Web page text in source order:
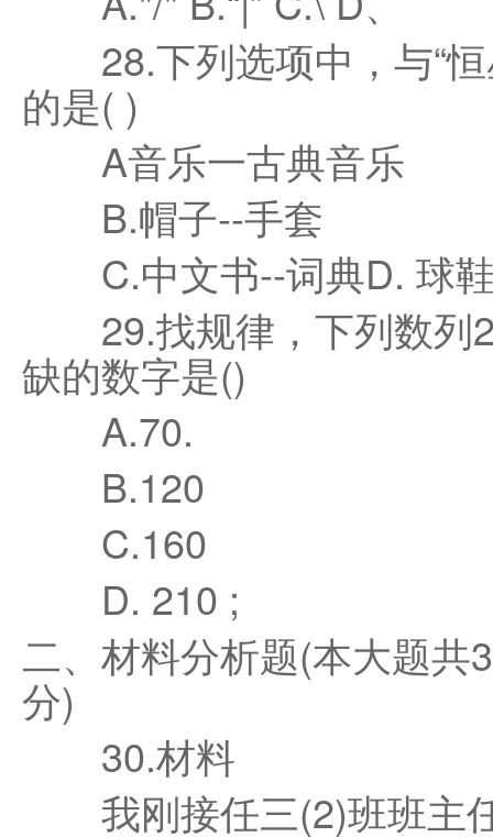
28.下列选项中，与“恒
的是( )
A音乐一古典音乐
B.帽子--手套
C.中文书--词典D. 球
29.找规律，下列数列2
缺的数字是()
A.70.
B.120
C.160
D. 210 ;
二、材料分析题(本大题共
分)
30.材料
我刚接任三(2)班班主